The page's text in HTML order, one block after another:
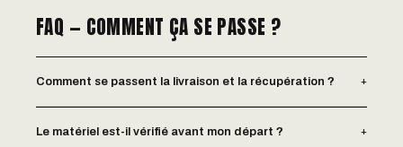
FAQ — COMMENT ÇA SE PASSE ?
Comment se passent la livraison et la récupération ? +
Le matériel est-il vérifié avant mon départ ? +